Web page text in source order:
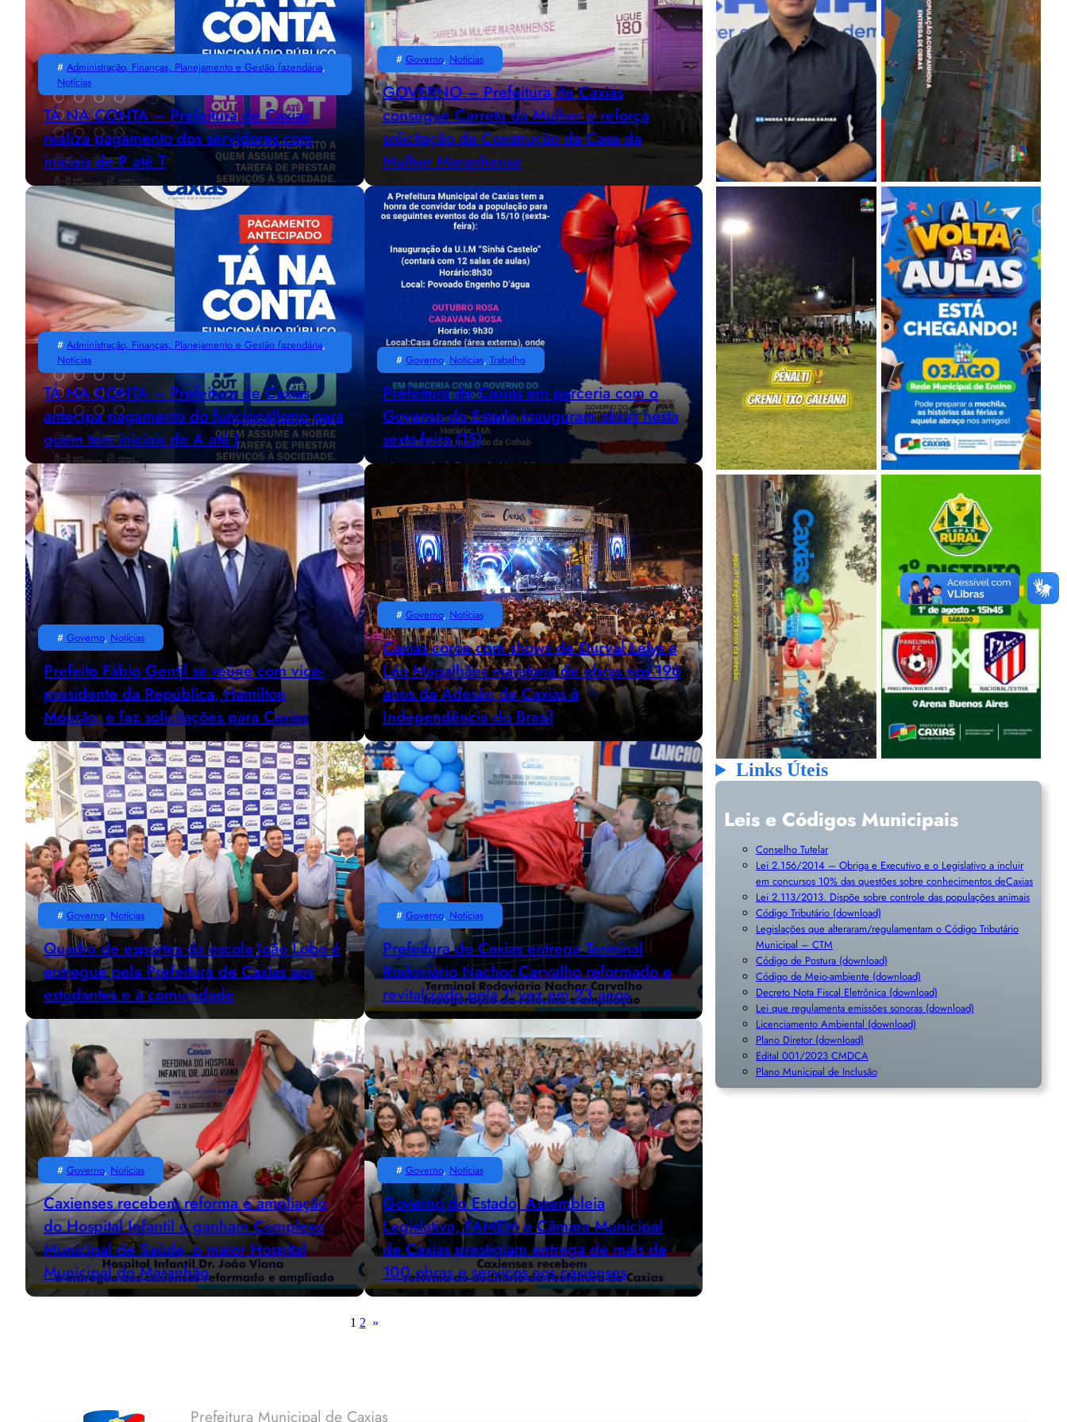
# Administração, Finanças, Planejamento e Gestão fazendária
Notícias
TÁ NA CONTA – Prefeitura de Caxias
realiza pagamento dos servidores com
iniciais de P até T
# Governo, Notícias
GOVERNO – Prefeitura de Caxias
consegue Carreta da Mulher e reforça
solicitação da Construção da Casa da
Mulher Maranhense
# Administração, Finanças, Planejamento e Gestão fazendária
Notícias
TÁ NA CONTA – Prefeitura de Caxias
antecipa pagamento do funcionalismo para
quem tem iniciais de A até J
# Governo, Notícias, Trabalho
Prefeitura de Caxias em parceria com o
Governo do Estado inauguram obras nesta
sexta-feira (15)
# Governo, Notícias
Prefeito Fábio Gentil se reúne com vice-
presidente da República, Hamilton
Mourão, e faz solicitações para Caxias
# Governo, Notícias
Caxias coroa com shows de Durval Lelys e
Léo Magalhães maratona de obras nos 196
anos da Adesão de Caxias à
Independência do Brasil
# Governo, Notícias
Quadra de esportes da escola João Lobo é
entregue pela Prefeitura de Caxias aos
estudantes e à comunidade
# Governo, Notícias
Prefeitura de Caxias entrega Terminal
Rodoviário Nachor Carvalho reformado e
revitalizado pela 1ª vez em 23 anos
# Governo, Notícias
Caxienses recebem reforma e ampliação
do Hospital Infantil e ganham Complexo
Municipal de Saúde, o maior Hospital
Municipal do Maranhão
# Governo, Notícias
Governo do Estado, Assembleia
Legislativa, FAMEM e Câmara Municipal
de Caxias prestigiam entrega de mais de
100 obras e serviços aos caxienses
1 2 »
Links Úteis
Leis e Códigos Municipais
Conselho Tutelar
Lei 2.156/2014 – Obriga e Executivo e o Legislativo a incluir
em concursos 10% das questões sobre conhecimentos deCaxias
Lei 2.113/2013. Dispõe sobre controle das populações animais
Código Tributário (download)
Legislações que alteraram/regulamentam o Código Tributário
Municipal – CTM
Código de Postura (download)
Código de Meio-ambiente (download)
Decreto Nota Fiscal Eletrônica (download)
Lei que regulamenta emissões sonoras (download)
Licenciamento Ambiental (download)
Plano Diretor (download)
Edital 001/2023 CMDCA
Plano Municipal de Inclusão
Prefeitura Municipal de Caxias